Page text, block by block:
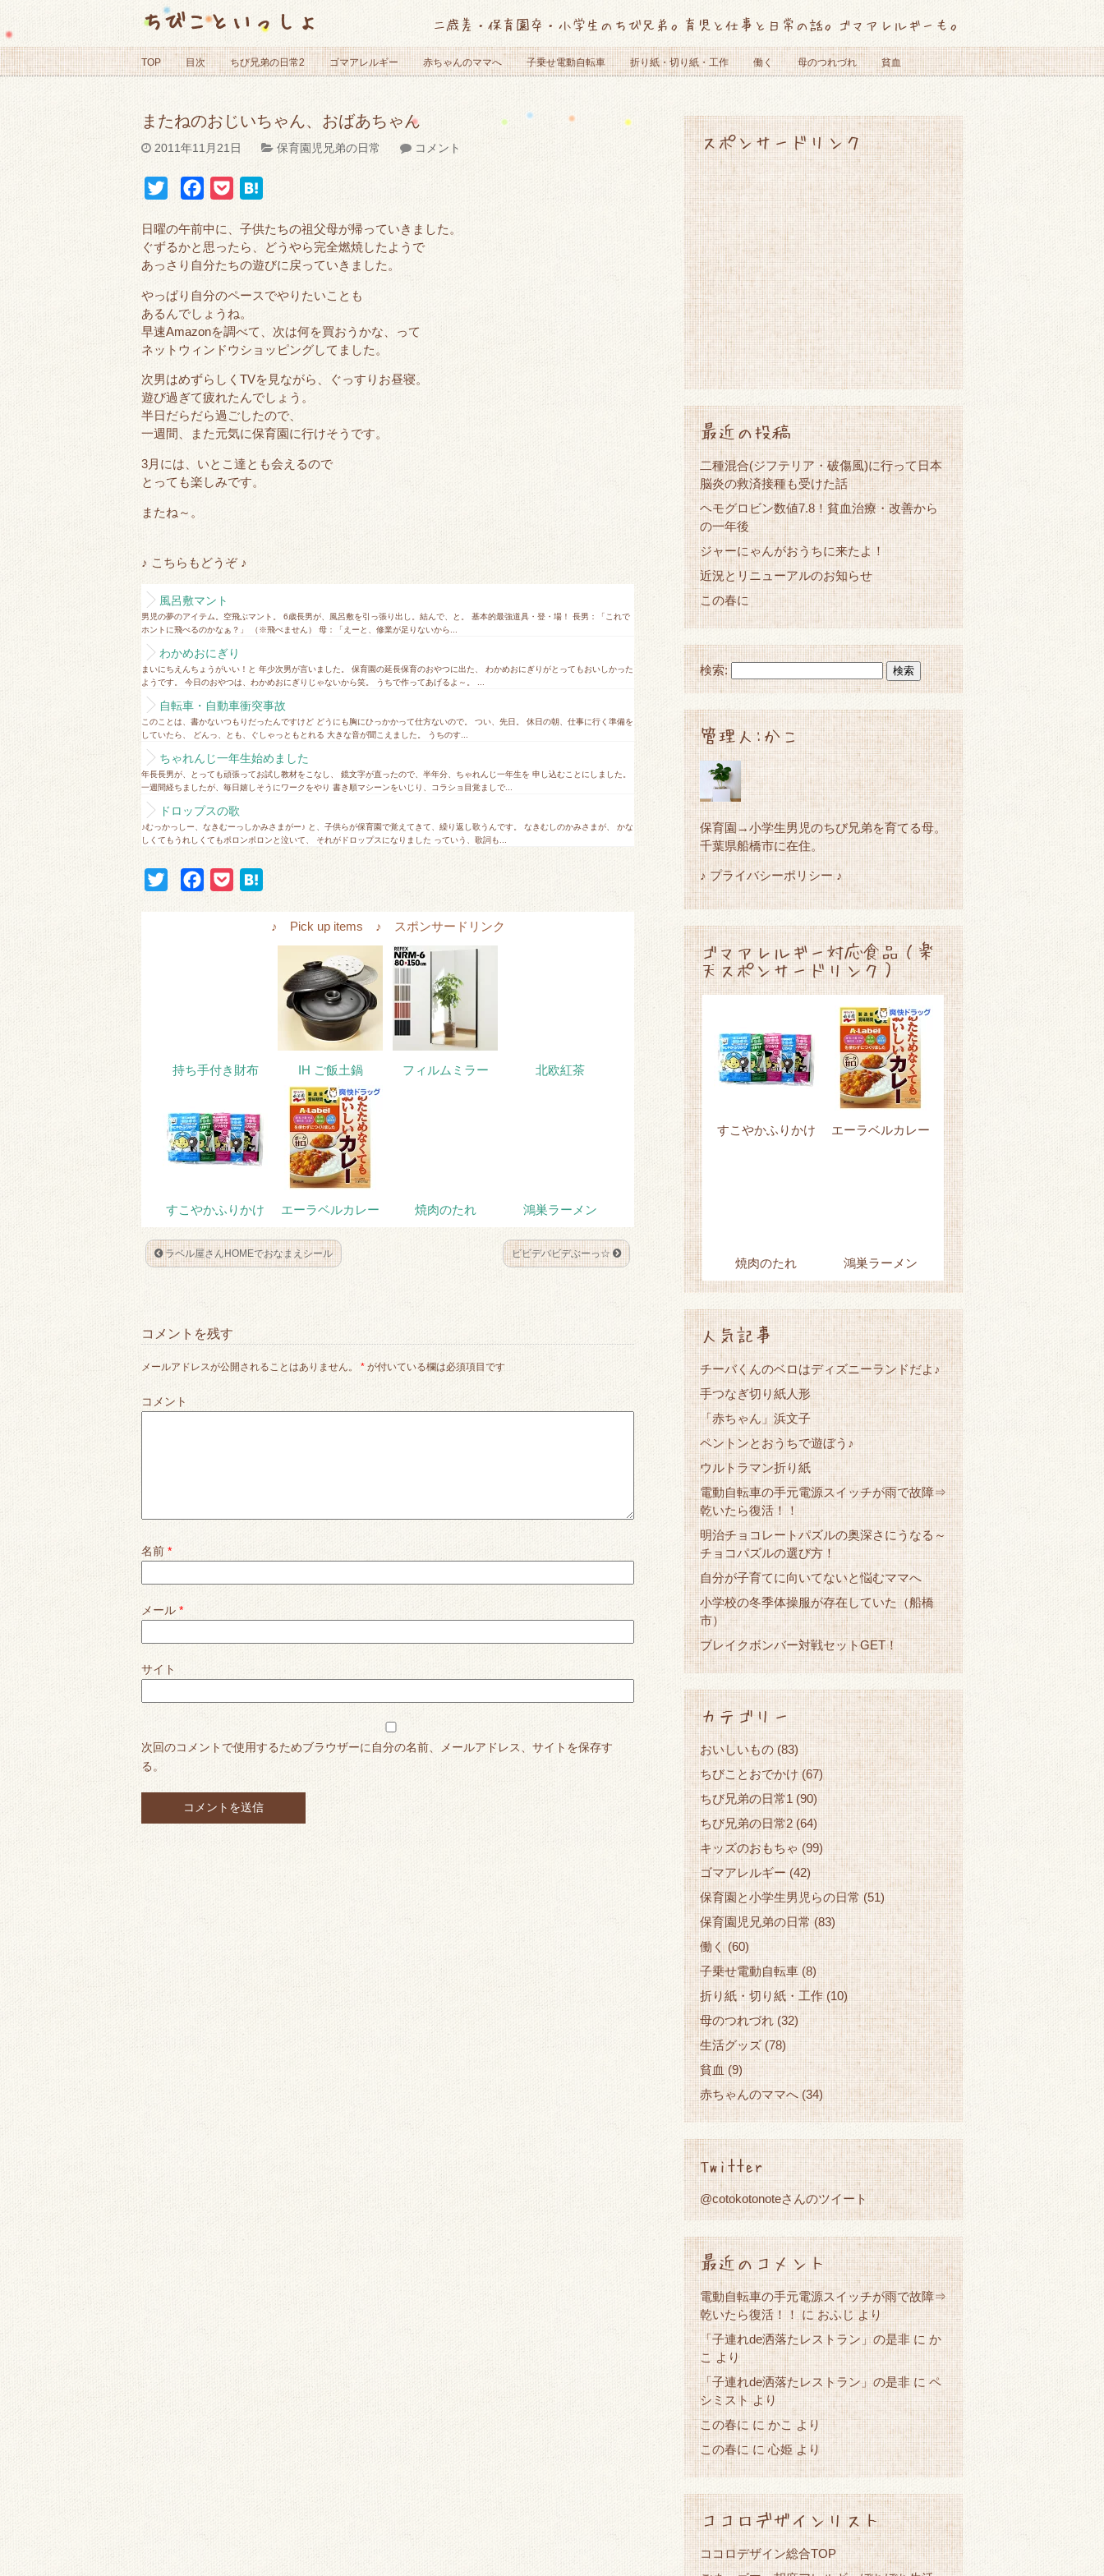
ちびこといっしょ 二歳差・保育園卒・小学生のちび兄弟。育児と仕事と日常の話。ゴマアレルギーも。
TOP 目次 ちび兄弟の日常2 ゴマアレルギー 赤ちゃんのママへ 子乗せ電動自転車 折り紙・切り紙・工作 働く 母のつれづれ 貧血
またねのおじいちゃん、おばあちゃん
2011年11月21日 保育園児兄弟の日常 コメント
i
t
e
r
c
e
o
k
k
t
e
a
日曜の午前中に、子供たちの祖父母が帰っていきました。
ぐずるかと思ったら、どうやら完全燃焼したようで
あっさり自分たちの遊びに戻っていきました。
やっぱり自分のペースでやりたいことも
あるんでしょうね。
早速Amazonを調べて、次は何を買おうかな、って
ネットウィンドウショッピングしてました。
次男はめずらしくTVを見ながら、ぐっすりお昼寝。
遊び過ぎて疲れたんでしょう。
半日だらだら過ごしたので、
一週間、また元気に保育園 に行けそうです。
3月には、いとこ達とも会えるので
とっても楽しみです。
またね～。
♪ こちらもどうぞ ♪
風呂敷マント
男児の夢のアイテム。空飛ぶマント。 6歳長男が、風呂敷を引っ張り出し。結んで、と。 基本的最強道具・登・場！ 長男：「これで
ホントに飛べるのかなぁ？」 （※飛べません） 母：「えーと、修業が足りないから...
わかめおにぎり
まいにちえんちょうがいい！と 年少次男が言いました。 保育園の延長保育のおやつに出た、 わかめおにぎりがとってもおいしかった
ようです。 今日のおやつは、わかめおにぎりじゃないから笑。 うちで作ってあげるよ～。 ...
自転車・自動車衝突事故
このことは、書かないつもりだったんですけど どうにも胸にひっかかって仕方ないので。 つい、先日。 休日の朝、仕事に行く準備を
していたら、 どんっ、とも、ぐしゃっともとれる 大きな音が聞こえました。 うちのす...
ちゃれんじ一年生始めました
年長長男が、とっても頑張ってお試し教材をこなし、 鏡文字が直ったので、半年分、ちゃれんじ一年生を 申し込むことにしました。
一週間経ちましたが、毎日嬉しそうにワークをやり 書き順マシーンをいじり、コラショ目覚ましで...
ドロップスの歌
♪むっかっしー、なきむーっしかみさまがー♪ と、子供らが保育園で覚えてきて、繰り返し歌うんです。 なきむしのかみさまが、 かな
しくてもうれしくてもポロンポロンと泣いて、 それがドロップスになりました っていう、歌詞も...
♪ Pick up items ♪ スポンサードリンク
持ち手付き財布 IH ご飯土鍋 フィルムミラー 北欧紅茶
すこやかふりかけ エーラベルカレー 焼肉のたれ 鴻巣ラーメン
ラベル屋さんHOMEでおなまえシール ビビデバビデぶーっ☆
コメントを残す
メールアドレスが公開されることはありません。 * が付いている欄は必須項目です
コメント
名前 *
メール *
サイト
次回のコメントで使用するためブラウザーに自分の名前、メールアドレス、サイトを保存す
る。
スポンサードリンク
最近の投稿
二種混合(ジフテリア・破傷風)に行って日本
脳炎の救済接種も受けた話
ヘモグロビン数値7.8！貧血治療・改善から
の一年後
ジャーにゃんがおうちに来たよ！
近況とリニューアルのお知らせ
この春に
検索:
管理人:かこ
保育園→小学生男児のちび兄弟を育てる母。
千葉県船橋市に在住。
♪ プライバシーポリシー ♪
ゴマアレルギー対応食品（楽
天スポンサードリンク）
すこやかふりかけ エーラベルカレー
焼肉のたれ 鴻巣ラーメン
人気記事
チーバくんのベロはディズニーランドだよ♪
手つなぎ切り紙人形
「赤ちゃん」浜文子
ペントンとおうちで遊ぼう♪
ウルトラマン折り紙
電動自転車の手元電源スイッチが雨で故障⇒
乾いたら復活！！
明治チョコレートパズルの奥深さにうなる～
チョコパズルの選び方！
自分が子育てに向いてないと悩むママへ
小学校の冬季体操服が存在していた（船橋
市）
ブレイクボンバー対戦セットGET！
カテゴリー
おいしいもの (83)
ちびことおでかけ(67)
ちび兄弟の日常1 (90)
ちび兄弟の日常2 (64)
キッズのおもちゃ (99)
ゴマアレルギー(42)
保育園と小学生男児らの日常 (51)
保育園児兄弟の日常 (83)
働く (60)
子乗せ電動自転車 (8)
折り紙・切り紙・工作 (10)
母のつれづれ (32)
生活グッズ (78)
貧血 (9)
赤ちゃんのママへ (34)
Twitter
@cotokotonoteさんのツイート
最近のコメント
電動自転車の手元電源スイッチが雨で故障⇒
乾いたら復活！！
に おふじより
「子連れde洒落たレストラン」の是非 に か
こ
より
「子連れde洒落たレストラン」の是非 にペ
シミストより
この春に にかこ より
この春に に心姫より
ココロデザインリスト
ココロデザイン総合TOP